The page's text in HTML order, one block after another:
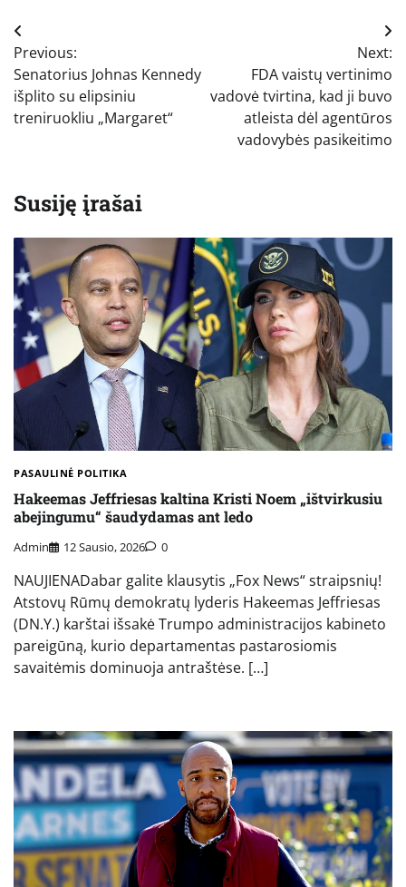
Navigacija
tarp
įrašų
Previous:
Senatorius Johnas Kennedy
išplito su elipsiniu
treniruokliu „Margaret“
Next:
FDA vaistų vertinimo
vadovė tvirtina, kad ji buvo
atleista dėl agentūros
vadovybės pasikeitimo
Susiję įrašai
PASAULINĖ POLITIKA
Hakeemas Jeffriesas kaltina Kristi Noem „ištvirkusiu
abejingumu“ šaudydamas ant ledo
Admin 12 Sausio, 2026 0
NAUJIENADabar galite klausytis „Fox News“ straipsnių!
Atstovų Rūmų demokratų lyderis Hakeemas Jeffriesas
(DN.Y.) karštai išsakė Trumpo administracijos kabineto
pareigūną, kurio departamentas pastarosiomis
savaitėmis dominuoja antraštėse. […]